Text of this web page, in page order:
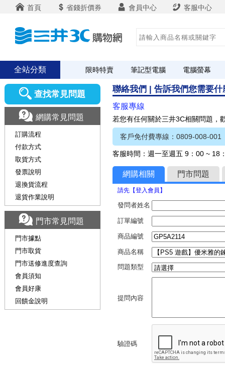
首頁 省錢折價券 會員中心 客服中心
全站分類 限時特賣 筆記型電腦 電腦螢幕
聯絡我們 | 告訴我們您需要什
客服專線
若您有任何關於三井3C相關問題，
客戶免付費專線：0809-008-001
客服時間：週一至週五 9：00 ~ 18
網購相關 門市問題
請先【登入會員】
發問者姓名
訂單編號
商品編號
商品名稱
問題類型
提問內容
驗證碼
查找常見問題
網購常見問題
訂購流程
付款方式
取貨方式
發票說明
退換貨流程
退貨作業說明
門市常見問題
門市據點
門市取貨
門市送修進度查詢
會員須知
會員好康
回饋金說明